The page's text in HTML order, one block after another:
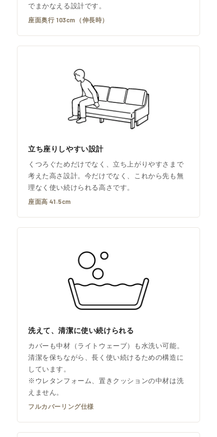
でまかなえる設計です。
座面奥行 103cm（伸長時）
立ち座りしやすい設計
くつろぐためだけでなく、立ち上がりやすさまで
考えた高さ設計。今だけでなく、これから先も無
理なく使い続けられる高さです。
座面高 41.5cm
洗えて、清潔に使い続けられる
カバーも中材（ライトウェーブ）も水洗い可能。
清潔を保ちながら、長く使い続けるための構造に
しています。
※ウレタンフォーム、置きクッションの中材は洗
えません。
フルカバーリング仕様